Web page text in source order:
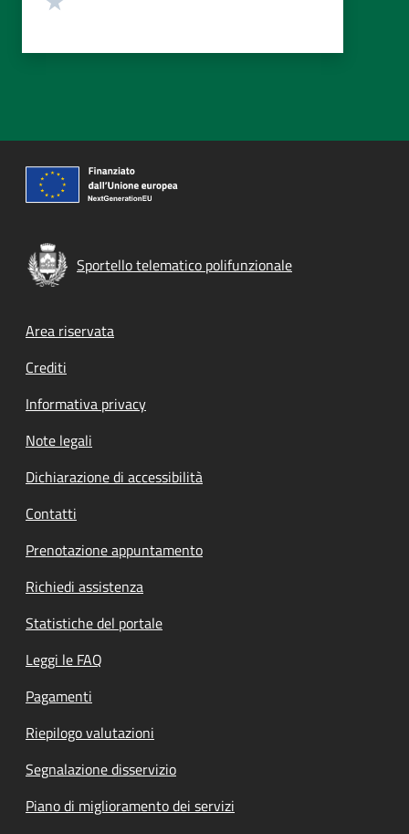
Sportello telematico polifunzionale
Footer menu
Area riservata
Crediti
Informativa privacy
Note legali
Dichiarazione di accessibilità
Contatti
Prenotazione appuntamento
Richiedi assistenza
Statistiche del portale
Leggi le FAQ
Pagamenti
Riepilogo valutazioni
Segnalazione disservizio
Piano di miglioramento dei servizi